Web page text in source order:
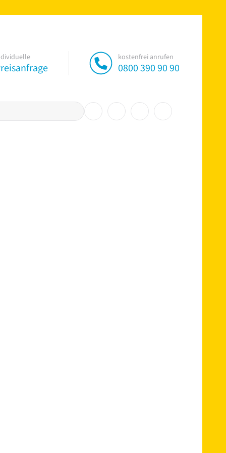
kostenfrei anrufen
0800 390 90 90